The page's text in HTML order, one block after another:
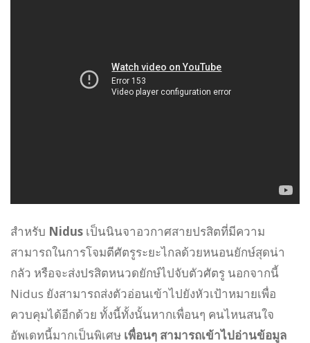
สำหรับ Nidus เป็นนินจาอวกาศสายปรสิตที่มีความ
สามารถในการโจมตีศัตรูระยะไกลด้วยหนอนยักษ์สุดน่า
กลัว หรือจะส่งปรสิตหนวดยักษ์ไปจับตัวศัตรู นอกจากนี้
Nidus ยังสามารถส่งตัวอ่อนเข้าไปยังหัวเป้าหมายเพื่อ
ควบคุมได้อีกด้วย ทั้งนี้ทั้งนั้นหากเพื่อนๆ คนไหนสนใจ
อัพเดทนี้มากเป็นพิเศษ เพื่อนๆ สามารถเข้าไปอ่านข้อมูล